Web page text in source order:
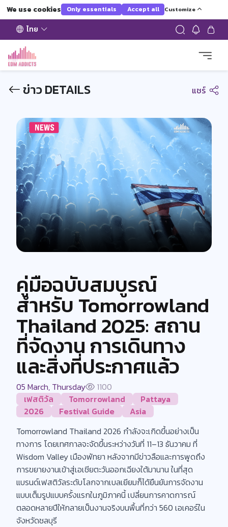
We use cookies Only essentials Accept all Customize
ไทย
ข่าว DETAILS แชร์
คู่มือฉบับสมบูรณ์
สำหรับ Tomorrowland
Thailand 2025: สถาน
ที่จัดงาน การเดินทาง
และสิ่งที่ประกาศแล้ว
05 March, Thursday
1100
เฟสติวัล
Tomorrowland
Pattaya
2026
Festival Guide
Asia
Tomorrowland Thailand 2026 กำลังจะเกิดขึ้นอย่างเป็น
ทางการ โดยเทศกาลจะจัดขึ้นระหว่างวันที่ 11–13 ธันวาคม ที่
Wisdom Valley เมืองพัทยา หลังจากมีข่าวลือและการพูดถึง
การขยายงานเข้าสู่เอเชียตะวันออกเฉียงใต้มานาน ในที่สุด
แบรนด์เฟสติวัลระดับโลกจากเบลเยียมก็ได้ยืนยันการจัดงาน
แบบเต็มรูปแบบครั้งแรกในภูมิภาคนี้ เปลี่ยนการคาดการณ์
ตลอดหลายปีให้กลายเป็นงานจริงบนพื้นที่กว่า 560 เอเคอร์ใน
จังหวัดชลบุรี